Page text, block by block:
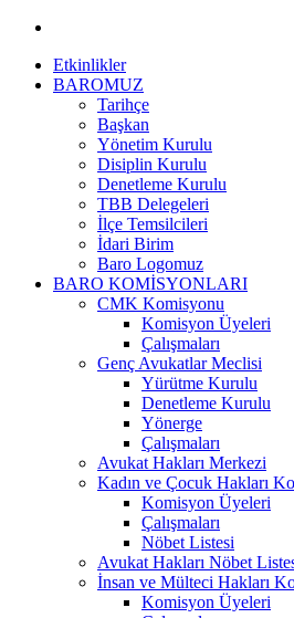
Etkinlikler
BAROMUZ
Tarihçe
Başkan
Yönetim Kurulu
Disiplin Kurulu
Denetleme Kurulu
TBB Delegeleri
İlçe Temsilcileri
İdari Birim
Baro Logomuz
BARO KOMİSYONLARI
CMK Komisyonu
Komisyon Üyeleri
Çalışmaları
Genç Avukatlar Meclisi
Yürütme Kurulu
Denetleme Kurulu
Yönerge
Çalışmaları
Avukat Hakları Merkezi
Kadın ve Çocuk Hakları
Komisyon Üyeleri
Çalışmaları
Nöbet Listesi
Avukat Hakları Nöbet
İnsan ve Mülteci Hakları
Komisyon Üyeleri